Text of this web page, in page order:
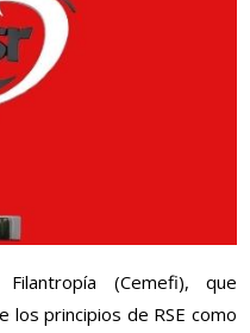
(Cemefi), que
los principios de RSE como